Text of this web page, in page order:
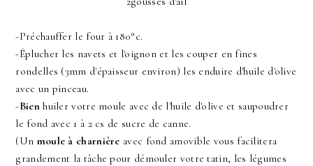
-Préchauffer le four à 180°c.
-Éplucher les navets et l'oignon et les couper en fines
rondelles (3mm d'épaisseur environ) les enduire d'huile d'olive
avec un pinceau.
-Bienhuiler votre moule avec de l'huile d'olive et saupoudrer
le fond avec 1 à 2 cs de sucre de canne.
(Un moule à charnière avec fond amovible vous facilitera
grandement la tâche pour démouler votre tatin, les légumes